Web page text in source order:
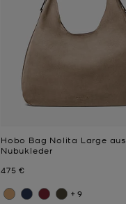
Hobo Bag Nolita Large aus
Nubukleder
Jetzt
475 €
+9